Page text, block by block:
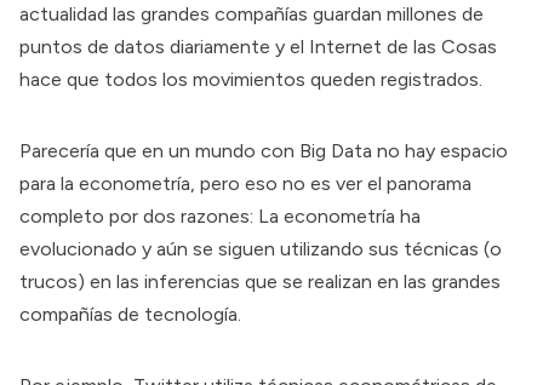
actualidad las grandes compañías guardan millones de
puntos de datos diariamente y el Internet de las Cosas
hace que todos los movimientos queden registrados.
Parecería que en un mundo con Big Data no hay espacio
para la econometría, pero eso no es ver el panorama
completo por dos razones: La econometría ha
evolucionado y aún se siguen utilizando sus técnicas (o
trucos) en las inferencias que se realizan en las grandes
compañías de tecnología.